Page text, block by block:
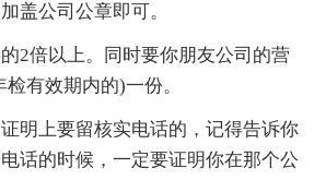
盖公司公章即可。
2倍以上。同时要你朋友公司的营
有效期内的)一份。
明上要留核实电话的，记得告诉你
话的时候，一定要证明你在那个公